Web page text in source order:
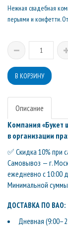
Нежная свадебная
перьями и конфетти.
Описание
Компания
в организации
✅ Скидка 10% при
Самовывоз — г.
ежедневно с 10:00
Минимальной
ДОСТАВКА ПО ВАО:
Дневная